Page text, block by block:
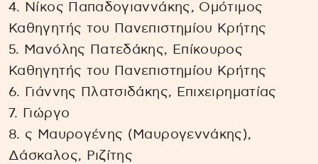
4. Νίκος Παπαδογιαννάκης, Ομότιμος
Καθηγητής του Πανεπιστημίου Κρήτης
5. Μανόλης Πατεδάκης, Επίκουρος
Καθηγητής του Πανεπιστημίου Κρήτης
6. Γιάννης Πλατσιδάκης, Επιχειρηματίας
7. Γιώργο
8. ς Μαυρογένης (Μαυρογεννάκης),
Δάσκαλος, Ριζίτης